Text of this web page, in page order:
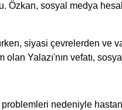
Özkan, sosyal medya
siyasi çevrelerden ve
olan Yalazı'nın vefatı,
nedeniyle